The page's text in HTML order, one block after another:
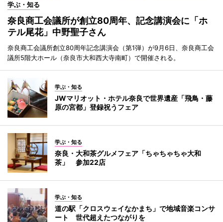
学ぶ・知る
奈良商工会議所が創立80周年、記念講演会に「ホ
テル尾花」中野聖子さん
奈良商工会議所創立80周年記念講演会（第1弾）が9月6日、奈良商工会
議所5階大ホール（奈良市大和西大寺南町）で開催される。
学ぶ・知る
JWマリオット・ホテル奈良で世界遺産「飛鳥・藤
原の宮都」登録祝うフェア
学ぶ・知る
奈良・大和茶グルメフェア「ちゃちゃちゃ大和
茶」 参加22店
学ぶ・知る
道の駅「クロスウェイなかまち」で地域音楽コンサ
ート 世代超えたつながりを